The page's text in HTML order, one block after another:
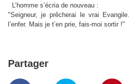
L’homme s’écria de nouveau :
"Seigneur, je prêcherai le vrai
l’enfer. Mais je t’en prie, fais-moi sortir !"
Partager